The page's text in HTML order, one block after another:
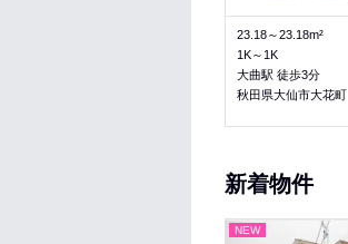
23.18～23.18m²
1K～1K
大曲駅 徒歩3分
秋田県大仙市大花町
新着物件
NEW